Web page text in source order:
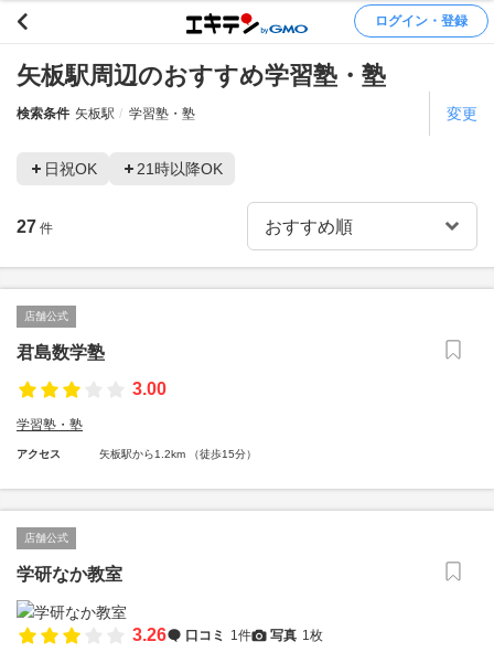
ログイン・登録
矢板駅周辺のおすすめ学習塾・塾
検索条件 矢板駅 学習塾・塾 変更
日祝OK 21時以降OK
27 件
店舗公式
君島数学塾
3.00
学習塾・塾
アクセス 矢板駅から1.2km （徒歩15分）
店舗公式
学研なか教室
3.26 口コミ 1件 写真 1枚